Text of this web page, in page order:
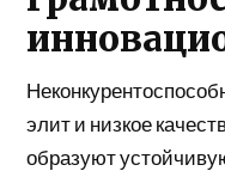
элит и низкое
образуют